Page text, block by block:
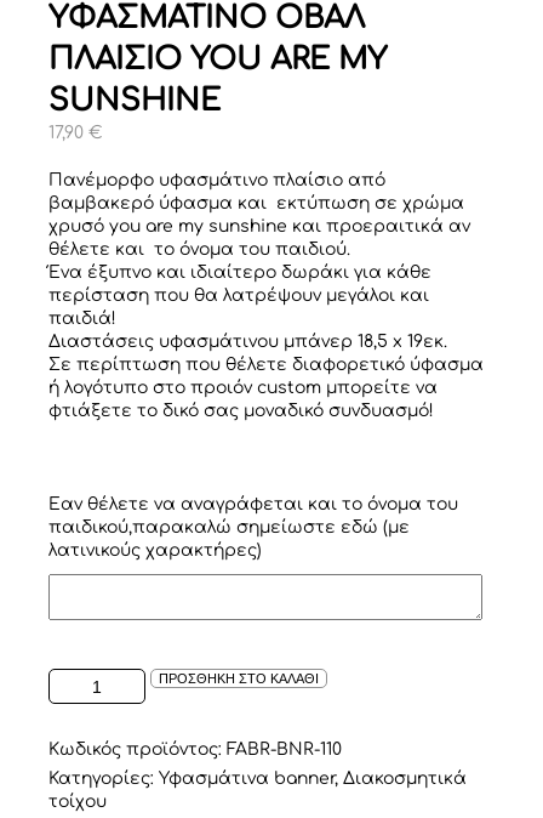
ΥΦΑΣΜΑΤΙΝΟ ΟΒΑΛ
ΠΛΑΙΣΙΟ YOU ARE MY
SUNSHINE
17,90 €
Πανέμορφο υφασμάτινο πλαίσιο από
βαμβακερό ύφασμα και εκτύπωση σε χρώμα
χρυσό you are my sunshine και προεραιτικά αν
θέλετε και το όνομα του παιδιού.
Ένα έξυπνο και ιδιαίτερο δωράκι για κάθε
περίσταση που θα λατρέψουν μεγάλοι και
παιδιά!
Διαστάσεις υφασμάτινου μπάνερ 18,5 x 19εκ.
Σε περίπτωση που θέλετε διαφορετικό ύφασμα
ή λογότυπο στο προιόν custom μπορείτε να
φτιάξετε το δικό σας μοναδικό συνδυασμό!
Εαν θέλετε να αναγράφεται και το όνομα του
παιδικού,παρακαλώ σημείωστε εδώ (με
λατινικούς χαρακτήρες)
ΥΦΑΣΜΑΤΙΝΟ
ΟΒΑΛ
YOU
ARE
MY
ΠΡΟΣΘΗΚΗ ΣΤΟ ΚΑΛΑΘΙ
Κωδικός προϊόντος: FABR-BNR-110
Κατηγορίες: Υφασμάτινα banner, Διακοσμητικά
τοίχου